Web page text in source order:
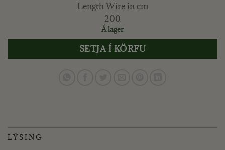
Length Wire in cm
200
Á lager
SETJA Í KÖRFU
LÝSING